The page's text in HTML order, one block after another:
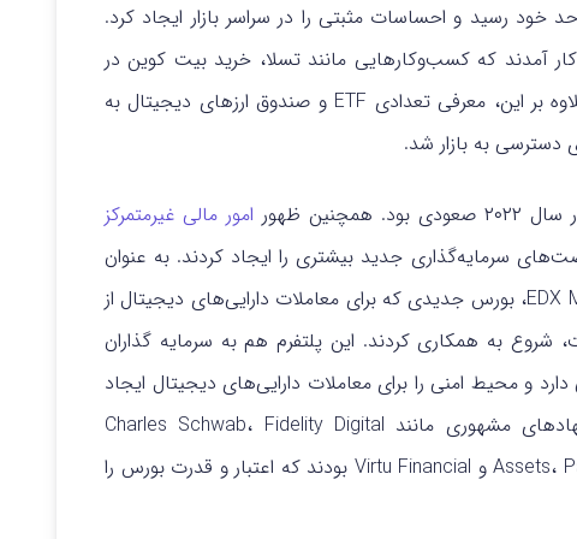
حد خود رسید و احساسات مثبتی را در سراسر بازار ایجاد کرد.
آمدند که کسب‌وکارهایی مانند تسلا، خرید بیت کوین در
مقیاس بزرگ را به صورت عمومی اعلام کردند. علاوه بر این، معرفی تعدادی ETF و صندوق ارزهای دیجیتال به
دسترسی به بازار شد.
ظهور
امور مالی غیرمتمرکز
به عنوان
مثال، موسسات مالی برجسته برای ایجاد EDX Markets، بورس جدیدی که برای معاملات دارایی‌های دیجیتال از
به همکاری کردند. این پلتفرم هم به سرمایه گذاران
و محیط امنی را برای معاملات دارایی‌های دیجیتال ایجاد
می‌کند. حامیان قابل توجه این طرح شامل نهادهای مشهوری مانند Charles Schwab، Fidelity Digital
Assets، Paradigm، Sequoia Capital، Citadel Securities و Virtu Financial بودند که اعتبار و قدرت بورس را